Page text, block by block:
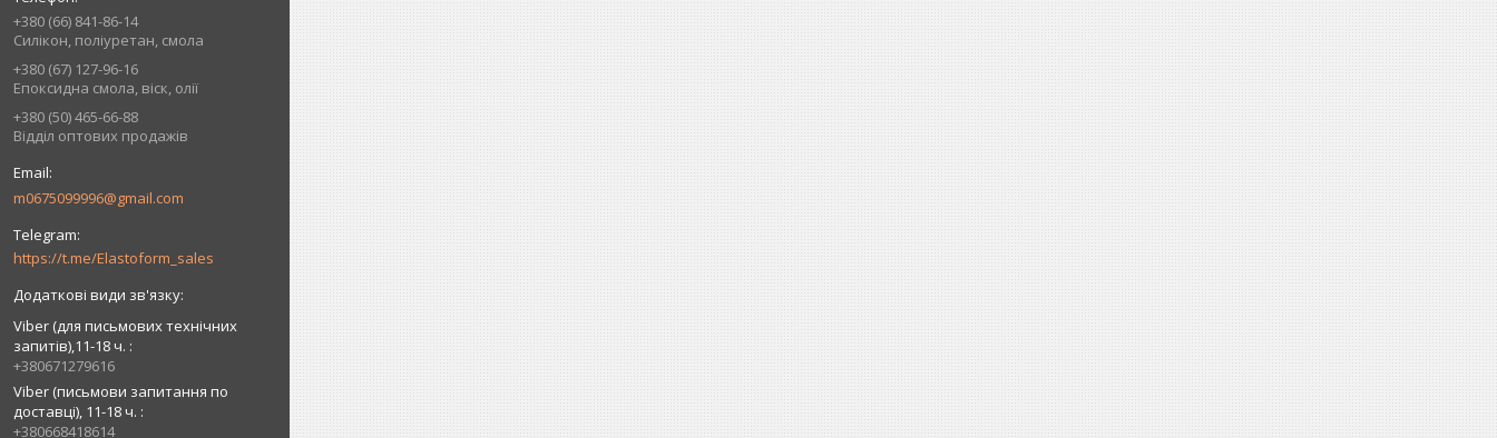
+380 (66) 841-86-14
Силікон, поліуретан, смола
+380 (67) 127-96-16
Епоксидна смола, віск, олії
+380 (50) 465-66-88
Відділ оптових продажів
m0675099996@gmail.com
https://t.me/Elastoform_sales
Viber (для письмових технічних
запитів),11-18 ч.
+380671279616
Viber (письмови запитання по
доставці), 11-18 ч.
+380668418614